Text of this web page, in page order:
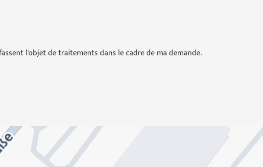
l'objet de traitements dans le cadre de ma demande.